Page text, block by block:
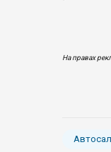
На правах